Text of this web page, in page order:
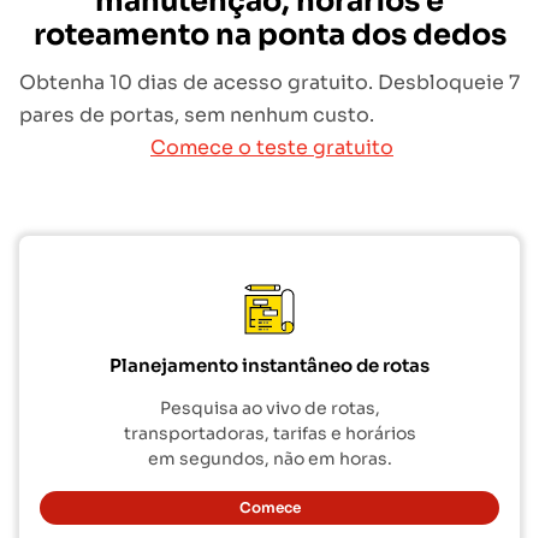
roteamento na ponta dos dedos
Obtenha 10 dias de acesso gratuito. Desbloqueie 7
pares de portas, sem nenhum custo.
Comece o teste gratuito
Planejamento instantâneo de rotas
Pesquisa ao vivo de rotas,
transportadoras, tarifas e horários
em segundos, não em horas.
Comece